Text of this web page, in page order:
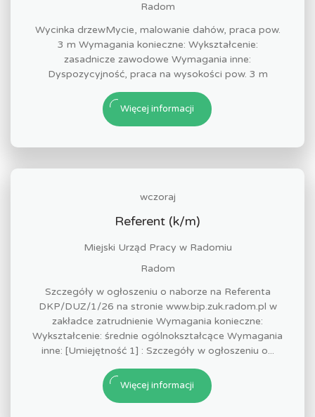
Radom
Wycinka drzewMycie, malowanie dahów, praca pow.
3 m Wymagania konieczne: Wykształcenie:
zasadnicze zawodowe Wymagania inne:
Dyspozycyjność, praca na wysokości pow. 3 m
Więcej informacji
wczoraj
Referent (k/m)
Miejski Urząd Pracy w Radomiu
Radom
Szczegóły w ogłoszeniu o naborze na Referenta
DKP/DUZ/1/26 na stronie www.bip.zuk.radom.pl w
zakładce zatrudnienie Wymagania konieczne:
Wykształcenie: średnie ogólnokształcące Wymagania
inne: [Umiejętność 1] : Szczegóły w ogłoszeniu o...
Więcej informacji